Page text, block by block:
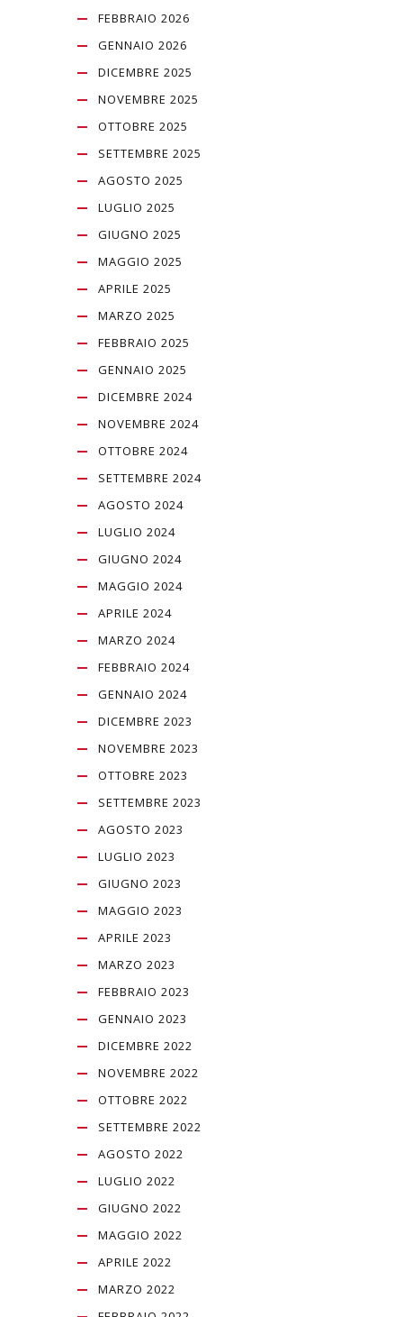
FEBBRAIO 2026
GENNAIO 2026
DICEMBRE 2025
NOVEMBRE 2025
OTTOBRE 2025
SETTEMBRE 2025
AGOSTO 2025
LUGLIO 2025
GIUGNO 2025
MAGGIO 2025
APRILE 2025
MARZO 2025
FEBBRAIO 2025
GENNAIO 2025
DICEMBRE 2024
NOVEMBRE 2024
OTTOBRE 2024
SETTEMBRE 2024
AGOSTO 2024
LUGLIO 2024
GIUGNO 2024
MAGGIO 2024
APRILE 2024
MARZO 2024
FEBBRAIO 2024
GENNAIO 2024
DICEMBRE 2023
NOVEMBRE 2023
OTTOBRE 2023
SETTEMBRE 2023
AGOSTO 2023
LUGLIO 2023
GIUGNO 2023
MAGGIO 2023
APRILE 2023
MARZO 2023
FEBBRAIO 2023
GENNAIO 2023
DICEMBRE 2022
NOVEMBRE 2022
OTTOBRE 2022
SETTEMBRE 2022
AGOSTO 2022
LUGLIO 2022
GIUGNO 2022
MAGGIO 2022
APRILE 2022
MARZO 2022